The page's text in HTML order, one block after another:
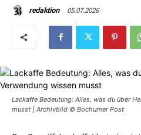
redaktion 05.07.2026
Lackaffe Bedeutung: Alles, was du über
musst | Archivbild © Bochumer Post